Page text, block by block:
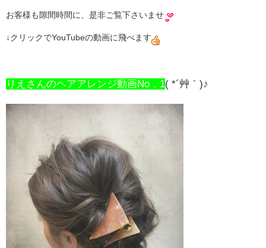
お客様も隙間時間に、是非ご覧下さいませ
↓クリックでYouTubeの動画に飛べます
りえさんのヘアアレンジ動画No．1( *´艸｀)♪